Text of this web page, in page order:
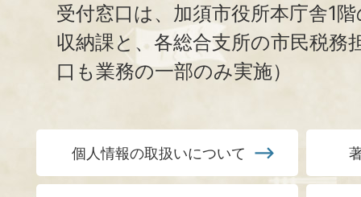
受付窓口は、加須市役所本庁舎1
収納課と、 各総合支所の市民税務
口も業務の一部のみ実施）
個人情報の取扱いについて